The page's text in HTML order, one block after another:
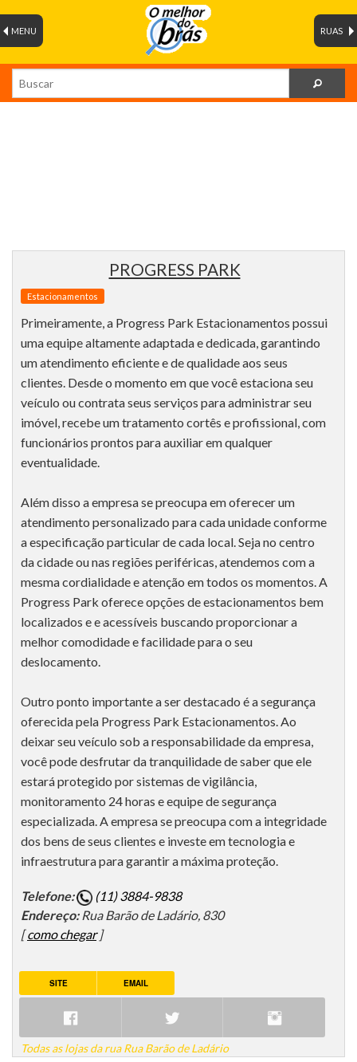
RUAS
MENU
PROGRESS PARK
Estacionamentos
Primeiramente, a Progress Park Estacionamentos possui
uma equipe altamente adaptada e dedicada, garantindo
um atendimento eficiente e de qualidade aos seus
clientes. Desde o momento em que você estaciona seu
veículo ou contrata seus serviços para administrar seu
imóvel, recebe um tratamento cortês e profissional, com
funcionários prontos para auxiliar em qualquer
eventualidade.
Além disso a empresa se preocupa em oferecer um
atendimento personalizado para cada unidade conforme
a especificação particular de cada local. Seja no centro
da cidade ou nas regiões periféricas, atendemos com a
mesma cordialidade e atenção em todos os momentos. A
Progress Park oferece opções de estacionamentos bem
localizados e e acessíveis buscando proporcionar a
melhor comodidade e facilidade para o seu
deslocamento.
Outro ponto importante a ser destacado é a segurança
oferecida pela Progress Park Estacionamentos. Ao
deixar seu veículo sob a responsabilidade da empresa,
você pode desfrutar da tranquilidade de saber que ele
estará protegido por sistemas de vigilância,
monitoramento 24 horas e equipe de segurança
especializada. A empresa se preocupa com a integridade
dos bens de seus clientes e investe em tecnologia e
infraestrutura para garantir a máxima proteção.
Telefone:
(11) 3884-9838
Endereço: Rua Barão de Ladário, 830
[como chegar]
SITE EMAIL
Todas as lojas da rua Rua Barão de Ladário